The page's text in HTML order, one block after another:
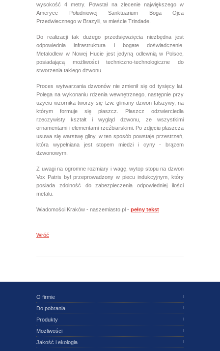
wysokość 4 metry. Powstał na zlecenie największego w
Ameryce Południowej Sanktuarium Boga Ojca
Przedwiecznego w Brazylii, w mieście Trindade.
Do realizacji tak dużego przedsięwzięcia niezbędna jest
odpowiednia infrastruktura i bogate doświadczenie.
Metalodlew w Nowej Hucie jest jedyną odlewnią w Polsce,
posiadającą możliwości techniczno-technologiczne do
stworzenia takiego dzwonu.
Proces wytwarzania dzwonów nie zmienił się od tysięcy lat.
Polega na wykonaniu rdzenia wewnętrznego, następnie przy
użyciu wzornika tworzy się tzw. gliniany dzwon fałszywy, na
którym formuje się płaszcz. Płaszcz odzwierciedla
rzeczywisty kształt i wygląd dzwonu, ze wszystkimi
ornamentami i elementami rzeźbiarskimi. Po zdjęciu płaszcza
usuwa się warstwę gliny, w ten sposób powstaje przestrzeń,
która wypełniana jest stopem miedzi i cyny - brązem
dzwonowym.
Z uwagi na ogromne rozmiary i wagę, wytop stopu na dzwon
Vox Patris był przeprowadzony w piecu indukcyjnym, który
posiada zdolność do zabezpieczenia odpowiedniej ilości
metalu.
Wiadomości Kraków - naszemiasto.pl - pełny tekst
Wróć
O firmie
Do pobrania
Produkty
Możliwości
Jakość i ekologia